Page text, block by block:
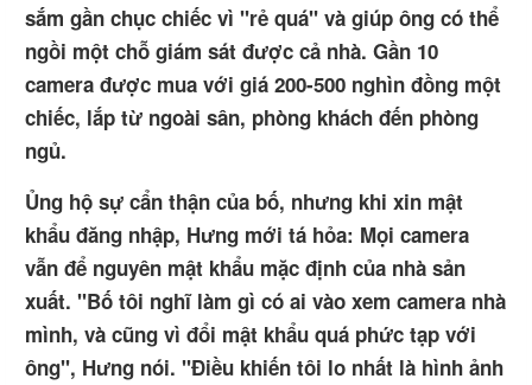
sắm gần chục chiếc vì "rẻ quá" và giúp ông có thể
ngồi một chỗ giám sát được cả nhà. Gần 10
camera được mua với giá 200-500 nghìn đồng một
chiếc, lắp từ ngoài sân, phòng khách đến phòng
ngủ.
Ủng hộ sự cẩn thận của bố, nhưng khi xin mật
khẩu đăng nhập, Hưng mới tá hỏa: Mọi camera
vẫn để nguyên mật khẩu mặc định của nhà sản
xuất. "Bố tôi nghĩ làm gì có ai vào xem camera nhà
mình, và cũng vì đổi mật khẩu quá phức tạp với
ông", Hưng nói. "Điều khiến tôi lo nhất là hình ảnh